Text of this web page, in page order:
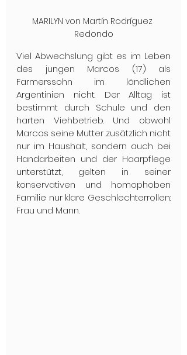
MARILYN von Martín Rodríguez
Redondo
Viel Abwechslung gibt es im Leben
des jungen Marcos (17) als
Farmerssohn im ländlichen
Argentinien nicht. Der Alltag ist
bestimmt durch Schule und den
harten Viehbetrieb. Und obwohl
Marcos seine Mutter zusätzlich nicht
nur im Haushalt, sondern auch bei
Handarbeiten und der Haarpflege
unterstützt, gelten in seiner
konservativen und homophoben
Familie nur klare Geschlechterrollen:
Frau und Mann.